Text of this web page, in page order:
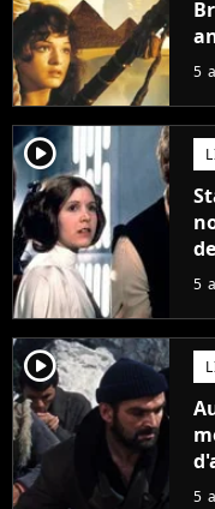
5
player2
5
player2
5